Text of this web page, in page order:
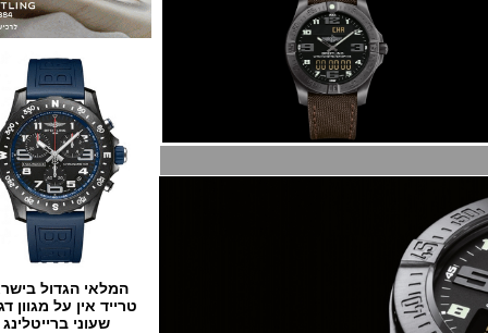
המלאי הגדול בישראל
טרייד אין על מגוון דגמים
שעוני ברייטלינג